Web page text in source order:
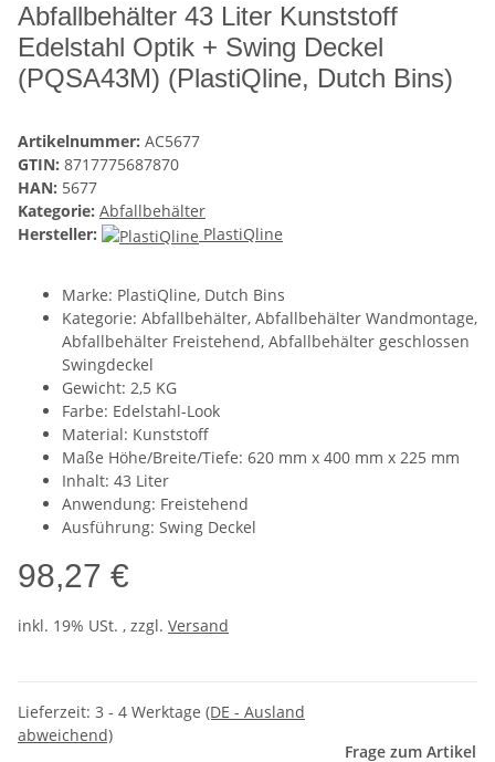
Abfallbehälter 43 Liter Kunststoff
Edelstahl Optik + Swing Deckel
(PQSA43M) (PlastiQline, Dutch Bins)
Artikelnummer: AC5677
GTIN: 8717775687870
HAN: 5677
Kategorie: Abfallbehälter
Hersteller:
PlastiQline
Marke: PlastiQline, Dutch Bins
Kategorie: Abfallbehälter, Abfallbehälter Wandmontage,
Abfallbehälter Freistehend, Abfallbehälter geschlossen
Swingdeckel
Gewicht: 2,5 KG
Farbe: Edelstahl-Look
Material: Kunststoff
Maße Höhe/Breite/Tiefe: 620 mm x 400 mm x 225 mm
Inhalt: 43 Liter
Anwendung: Freistehend
Ausführung: Swing Deckel
98,27 €
inkl. 19% USt. , zzgl. Versand
Lieferzeit: 3 - 4 Werktage (DE - Ausland
abweichend)
Frage zum Artikel